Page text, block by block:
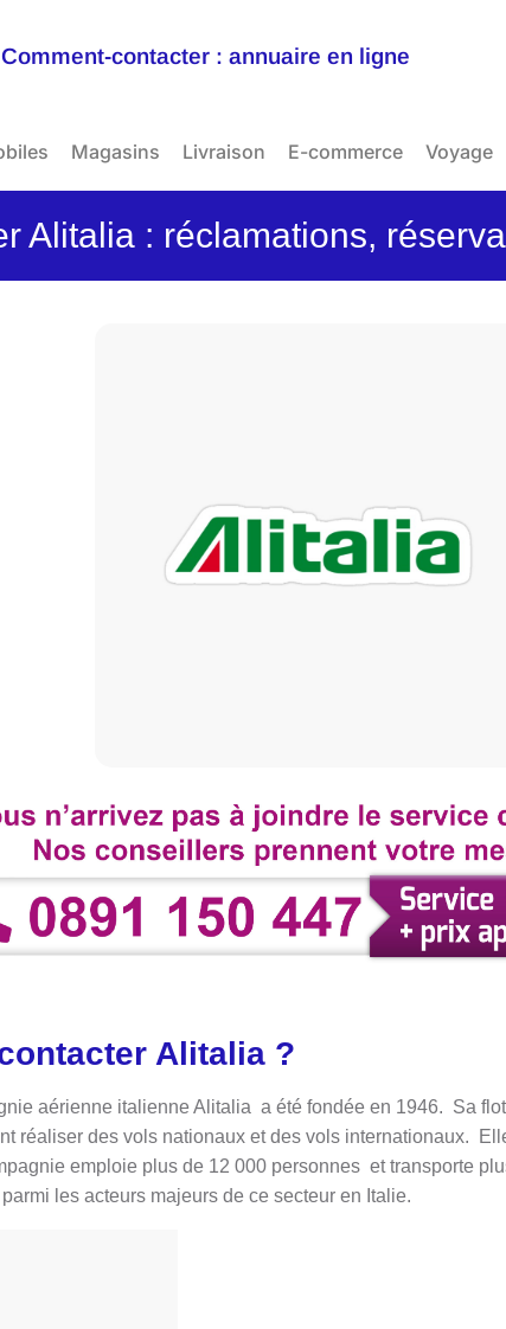
Comment-contacter : annuaire en ligne
Magasins Livraison E-commerce Voyage
Alitalia : réclamations,
Alitalia ?
aérienne italienne Alitalia a été fondée en 1946. Sa
réaliser des vols nationaux et des vols internationaux.
emploie plus de 12 000 personnes et transporte
les acteurs majeurs de ce secteur en Italie.